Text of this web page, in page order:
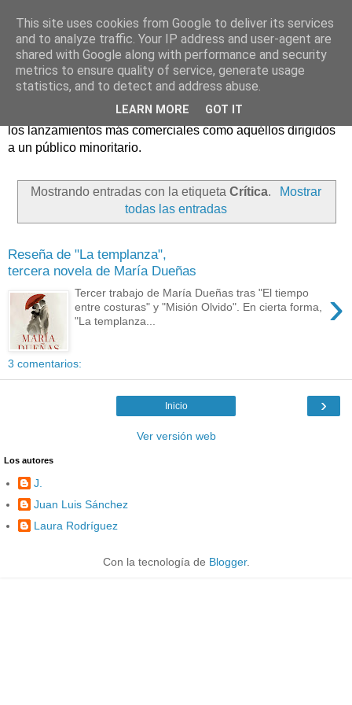
Críticas y reseñas de las principales novedades literarias
editadas en España. En Crítica de libros tienen cabida tanto
los lanzamientos más comerciales como aquéllos dirigidos
a un público minoritario.
Mostrando entradas con la etiquetaCrítica.
Mostrar
todas las entradas
Reseña de "La templanza",
tercera novela de María Dueñas
›
Tercer trabajo de María Dueñas tras "El tiempo
entre costuras" y "Misión Olvido". En cierta forma,
"La templanza...
3 comentarios:
›
Inicio
Ver versión web
Los autores
J.
Juan Luis Sánchez
Laura Rodríguez
Con la tecnología de Blogger.
This site uses cookies from Google to deliver its services
and to analyze traffic. Your IP address and user-agent are
shared with Google along with performance and security
metrics to ensure quality of service, generate usage
statistics, and to detect and address abuse.
LEARN MORE GOT IT